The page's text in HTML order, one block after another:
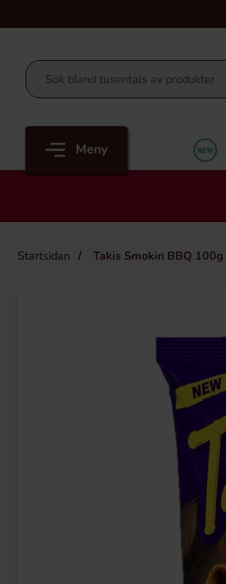
Meny
Startsidan Takis Smokin BBQ 100g